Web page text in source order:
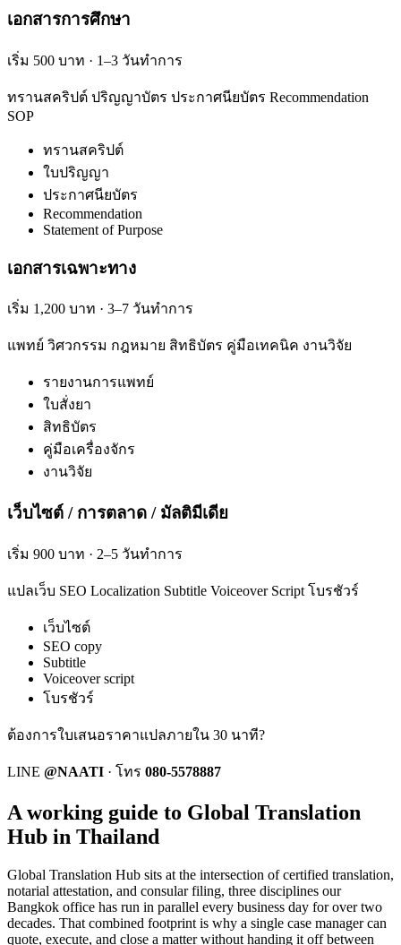
เอกสารการศึกษา
เริ่ม 500 บาท · 1–3 วันทำการ
ทรานสคริปต์ ปริญญาบัตร ประกาศนียบัตร Recommendation
SOP
ทรานสคริปต์
ใบปริญญา
ประกาศนียบัตร
Recommendation
Statement of Purpose
เอกสารเฉพาะทาง
เริ่ม 1,200 บาท · 3–7 วันทำการ
แพทย์ วิศวกรรม กฎหมาย สิทธิบัตร คู่มือเทคนิค งานวิจัย
รายงานการแพทย์
ใบสั่งยา
สิทธิบัตร
คู่มือเครื่องจักร
งานวิจัย
เว็บไซต์ / การตลาด / มัลติมีเดีย
เริ่ม 900 บาท · 2–5 วันทำการ
แปลเว็บ SEO Localization Subtitle Voiceover Script โบรชัวร์
เว็บไซต์
SEO copy
Subtitle
Voiceover script
โบรชัวร์
ต้องการใบเสนอราคาแปลภายใน 30 นาที?
LINE @NAATI · โทร 080-5578887
A working guide to Global Translation
Hub in Thailand
Global Translation Hub sits at the intersection of certified translation,
notarial attestation, and consular filing, three disciplines our
Bangkok office has run in parallel every business day for over two
decades. That combined footprint is why a single case manager can
quote, execute, and close a matter without handing it off between